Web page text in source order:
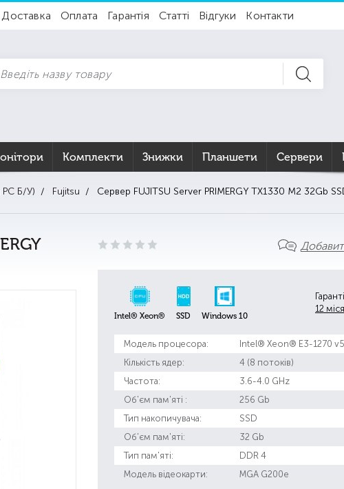
Доставка Оплата Гарантія Статті Відгуки Контакти
Комплекти Знижки Планшети Сервери
PC Б/У) Fujitsu Сервер FUJITSU Server PRIMERGY TX1330 M2 32Gb
Intel® Xeon® SSD Windows 10
12
Модель процесора:
Intel® Xeon® E3-1270 v5
Кількість ядер:
4 (8 потоків)
Частота:
3.6-4.0 GHz
Об'єм пам'яті :
256 Gb
Тип накопичувача:
SSD
Об'єм пам'яті:
32 Gb
Тип пам'яті:
DDR 4
Модель відеокарти:
MGA G200e